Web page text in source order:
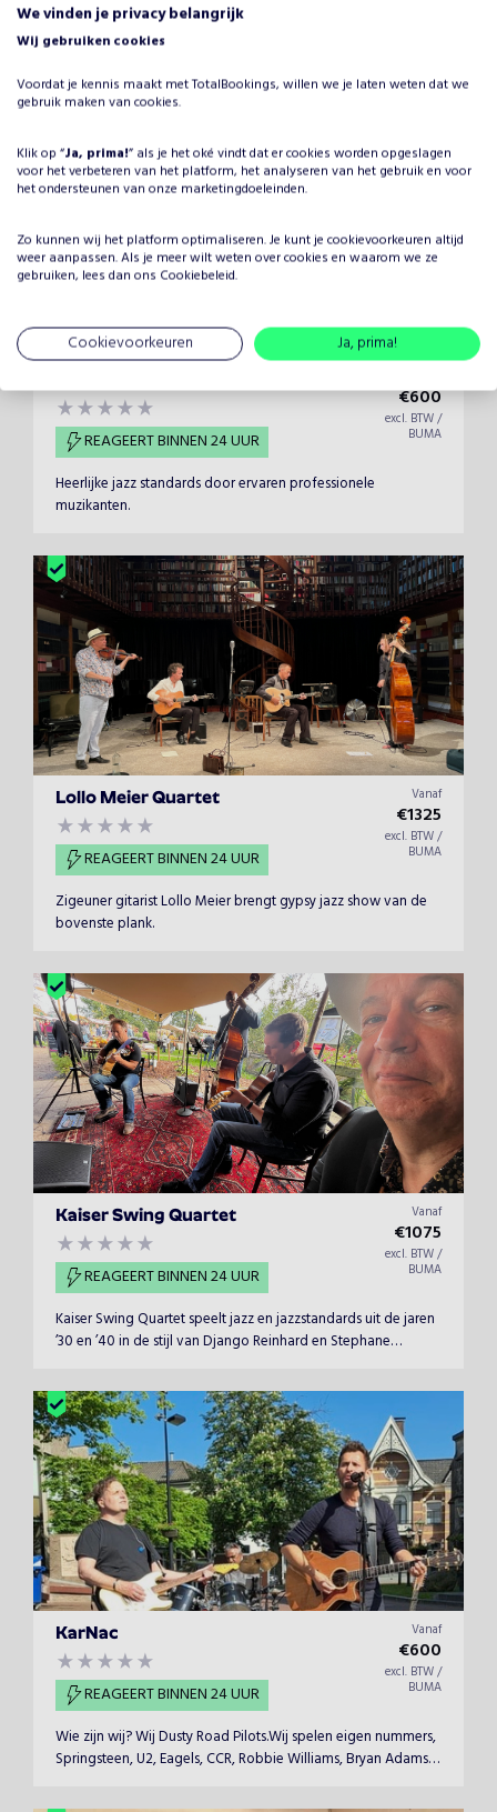
REAGEERT BINNEN 24 UUR
zang gitaar contrabas trompet en saxofoon
REAGEERT BINNEN 24 UUR
€600
excl. BTW /
BUMA
Heerlijke jazz standards door ervaren professionele
muzikanten.
Lollo Meier Quartet
REAGEERT BINNEN 24 UUR
Vanaf
€1325
excl. BTW /
BUMA
Zigeuner gitarist Lollo Meier brengt gypsy jazz show van de
bovenste plank.
Kaiser Swing Quartet
REAGEERT BINNEN 24 UUR
Vanaf
€1075
excl. BTW /
BUMA
Kaiser Swing Quartet speelt jazz en jazzstandards uit de jaren
’30 en ’40 in de stijl van Django Reinhard en Stephane
KarNac
REAGEERT BINNEN 24 UUR
Vanaf
€600
excl. BTW /
BUMA
Wie zijn wij? Wij Dusty Road Pilots.Wij spelen eigen nummers,
Springsteen, U2, Eagels, CCR, Robbie Williams, Bryan Adams,
tegen meerprijs.
We vinden je privacy belangrijk
Wij gebruiken cookies
Voordat je kennis maakt met TotalBookings, willen we je laten weten dat we
gebruik maken van cookies.
Klik op “Ja, prima!” als je het oké vindt dat er cookies worden opgeslagen
voor het verbeteren van het platform, het analyseren van het gebruik en voor
het ondersteunen van onze marketingdoeleinden.
Zo kunnen wij het platform optimaliseren. Je kunt je cookievoorkeuren altijd
weer aanpassen. Als je meer wilt weten over cookies en waarom we ze
gebruiken, lees dan ons Cookiebeleid.
Cookievoorkeuren Ja, prima!